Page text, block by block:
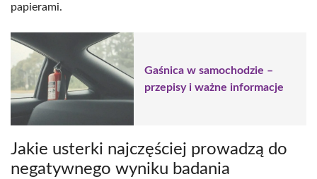
papierami.
Gaśnica w samochodzie –
przepisy i ważne informacje
Jakie usterki najczęściej prowadzą do
negatywnego wyniku badania